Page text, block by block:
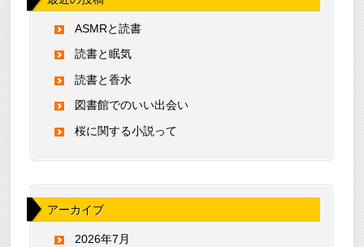
ASMRと読書
読書と眠気
読書と香水
図書館でのいい出会い
桜に関する小説って
アーカイブ
2026年7月